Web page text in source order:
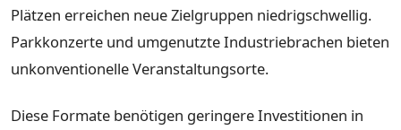
Plätzen erreichen neue Zielgruppen niedrigschwellig.
Parkkonzerte und umgenutzte Industriebrachen bieten
unkonventionelle Veranstaltungsorte.
Diese Formate benötigen geringere Investitionen in